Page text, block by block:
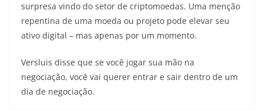
surpresa vindo do setor de criptomoedas. Uma menção
repentina de uma moeda ou projeto pode elevar seu
ativo digital – mas apenas por um momento.
Versluis disse que se você jogar sua mão na
negociação, você vai querer entrar e sair dentro de um
dia de negociação.